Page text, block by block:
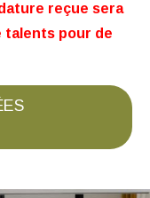
reçue sera
talents pour de